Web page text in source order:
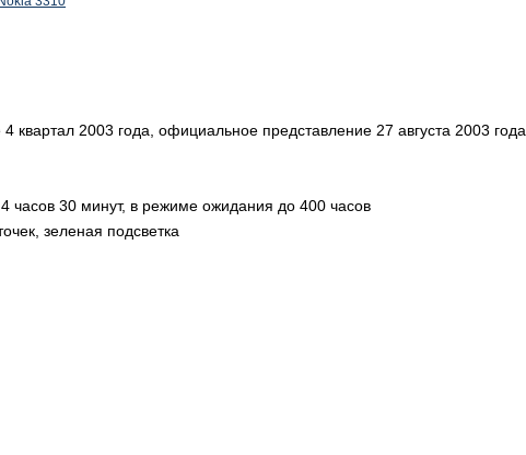
квартал 2003 года, официальное представление 27 августа 2003 года
часов 30 минут, в режиме ожидания до 400 часов
зеленая подсветка